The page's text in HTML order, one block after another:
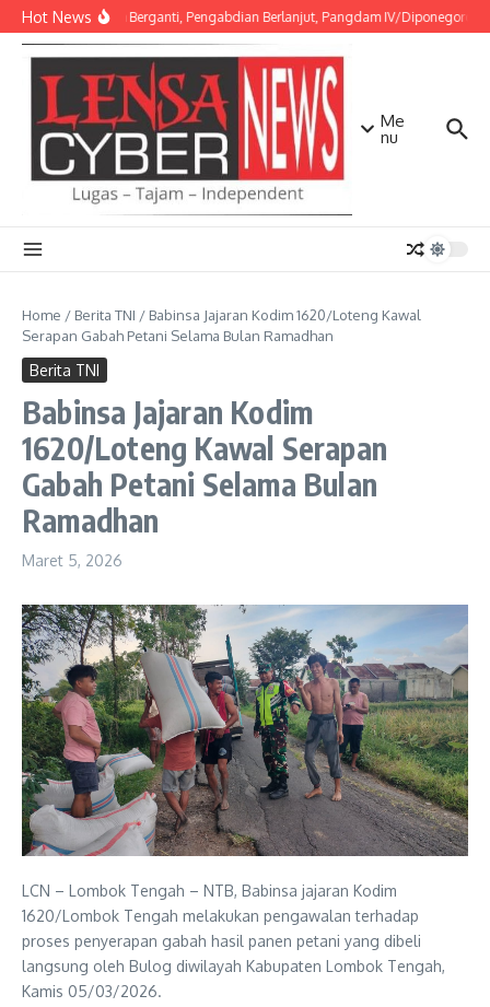
Lewati ke konten
Hot NewsAmanah Berganti, Pengabdian Berlanjut, Pangdam IV/Diponegoro
Me
nu
Home / Berita TNI / Babinsa Jajaran Kodim 1620/Loteng Kawal
Serapan Gabah Petani Selama Bulan Ramadhan
Berita TNI
Babinsa Jajaran Kodim
1620/Loteng Kawal Serapan
Gabah Petani Selama Bulan
Ramadhan
Maret 5, 2026
LCN – Lombok Tengah – NTB, Babinsa jajaran Kodim
1620/Lombok Tengah melakukan pengawalan terhadap
proses penyerapan gabah hasil panen petani yang dibeli
langsung oleh Bulog diwilayah Kabupaten Lombok Tengah,
Kamis 05/03/2026.